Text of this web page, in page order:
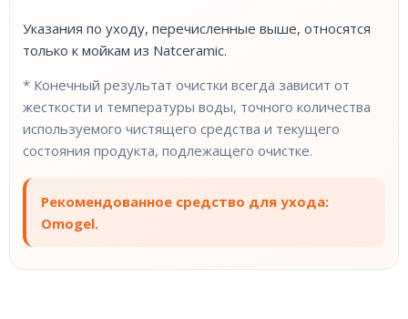
Указания по уходу, перечисленные выше, относятся
только к мойкам из Natceramic.
* Конечный результат очистки всегда зависит от
жесткости и температуры воды, точного количества
используемого чистящего средства и текущего
состояния продукта, подлежащего очистке.
Рекомендованное средство для ухода:
Omogel.